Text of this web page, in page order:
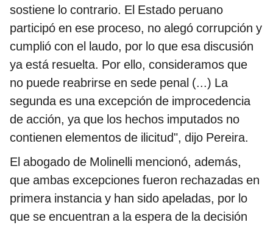
sostiene lo contrario. El Estado peruano
participó en ese proceso, no alegó corrupción y
cumplió con el laudo, por lo que esa discusión
ya está resuelta. Por ello, consideramos que
no puede reabrirse en sede penal (...) La
segunda es una excepción de improcedencia
de acción, ya que los hechos imputados no
contienen elementos de ilicitud", dijo Pereira.
El abogado de Molinelli mencionó, además,
que ambas excepciones fueron rechazadas en
primera instancia y han sido apeladas, por lo
que se encuentran a la espera de la decisión